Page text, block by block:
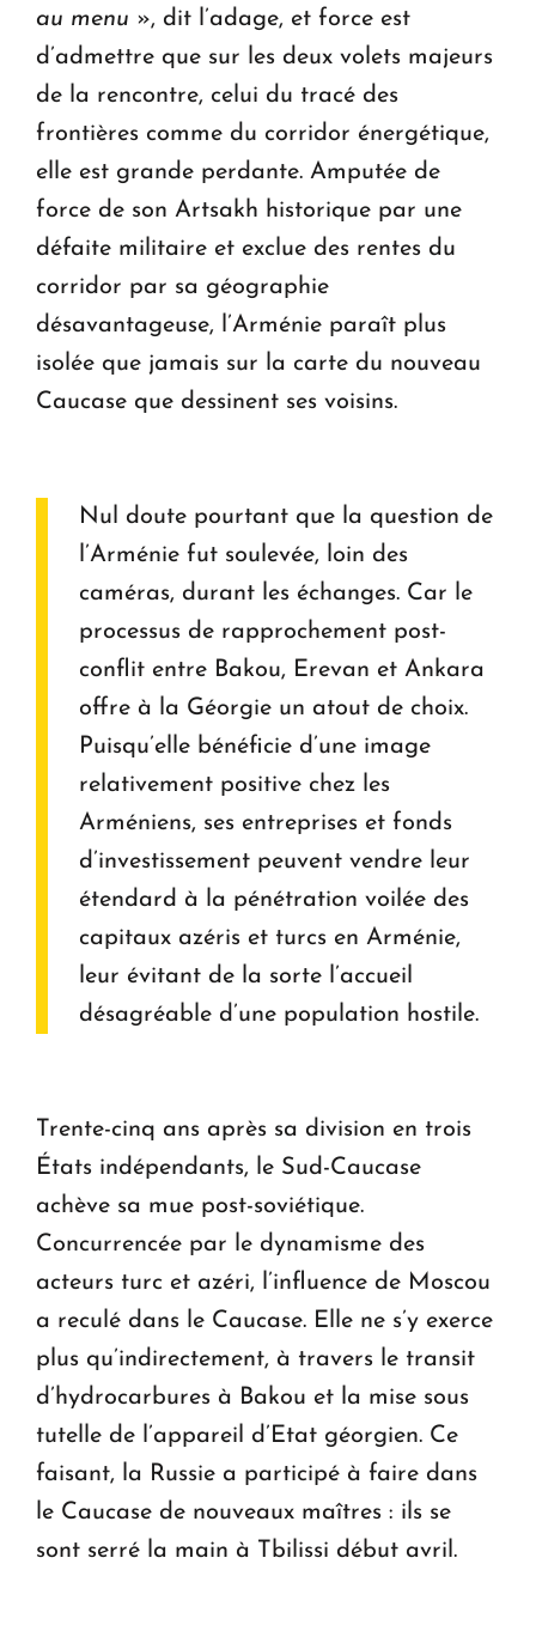
au menu », dit l’adage, et force est
d’admettre que sur les deux volets majeurs
de la rencontre, celui du tracé des
frontières comme du corridor énergétique,
elle est grande perdante. Amputée de
force de son Artsakh historique par une
défaite militaire et exclue des rentes du
corridor par sa géographie
désavantageuse, l’Arménie paraît plus
isolée que jamais sur la carte du nouveau
Caucase que dessinent ses voisins.
Nul doute pourtant que la question de
l’Arménie fut soulevée, loin des
caméras, durant les échanges. Car le
processus de rapprochement post-
conflit entre Bakou, Erevan et Ankara
offre à la Géorgie un atout de choix.
Puisqu’elle bénéficie d’une image
relativement positive chez les
Arméniens, ses entreprises et fonds
d’investissement peuvent vendre leur
étendard à la pénétration voilée des
capitaux azéris et turcs en Arménie,
leur évitant de la sorte l’accueil
désagréable d’une population hostile.
Trente-cinq ans après sa division en trois
États indépendants, le Sud-Caucase
achève sa mue post-soviétique.
Concurrencée par le dynamisme des
acteurs turc et azéri, l’influence de Moscou
a reculé dans le Caucase. Elle ne s’y exerce
plus qu’indirectement, à travers le transit
d’hydrocarbures à Bakou et la mise sous
tutelle de l’appareil d’Etat géorgien. Ce
faisant, la Russie a participé à faire dans
le Caucase de nouveaux maîtres : ils se
sont serré la main à Tbilissi début avril.